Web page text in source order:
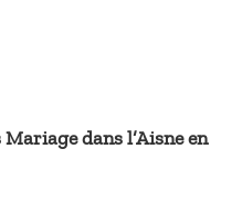
dans l’Aisne en